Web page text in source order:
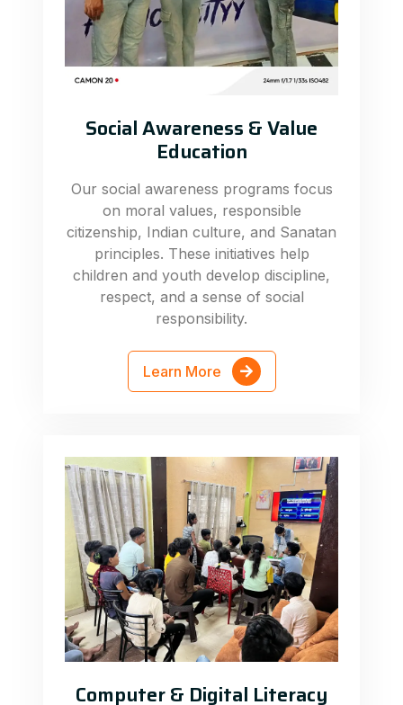
Social Awareness & Value
Education
Our social awareness programs focus
on moral values, responsible
citizenship, Indian culture, and Sanatan
principles. These initiatives help
children and youth develop discipline,
respect, and a sense of social
responsibility.
Learn More
Computer & Digital Literacy